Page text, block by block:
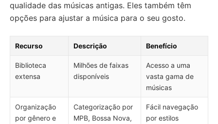
qualidade das músicas antigas. Eles também têm
opções para ajustar a música para o seu gosto.
Recurso Descrição Benefício
Biblioteca
extensa
Milhões de faixas
disponíveis
Acesso a uma
vasta gama de
músicas
Organização
por gênero e
Categorização por
MPB, Bossa Nova,
Fácil navegação
por estilos